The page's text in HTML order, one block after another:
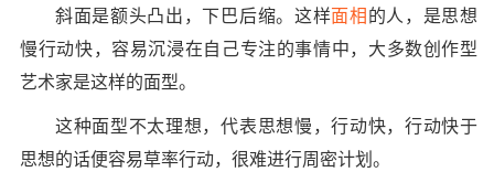
斜面是额头凸出，下巴后缩。这样面相的人，是思想
慢行动快，容易沉浸在自己专注的事情中，大多数创作型
艺术家是这样的面型。
这种面型不太理想，代表思想慢，行动快，行动快于
思想的话便容易草率行动，很难进行周密计划。